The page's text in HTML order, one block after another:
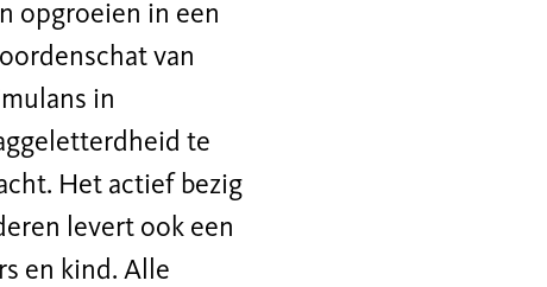
opgroeien in een
van
in
te
Het actief bezig
levert ook een
en kind. Alle